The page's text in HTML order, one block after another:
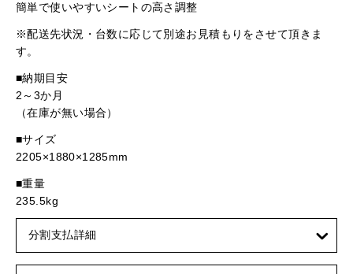
簡単で使いやすいシートの高さ調整
※配送先状況・台数に応じて別途お見積もりをさせて頂きま
す。
■納期目安
2～3か月
（在庫が無い場合）
■サイズ
2205×1880×1285mm
■重量
235.5kg
分割支払詳細